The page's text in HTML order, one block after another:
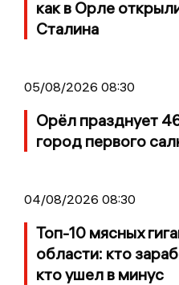
как в Орле
Сталина
05/08/2026 08:30
Орёл празднует
город первого
04/08/2026 08:30
Топ-10 мясных
области: кто
кто ушел в минус